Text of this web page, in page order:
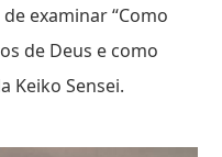
examinar “Como
de Deus e como
Keiko Sensei.